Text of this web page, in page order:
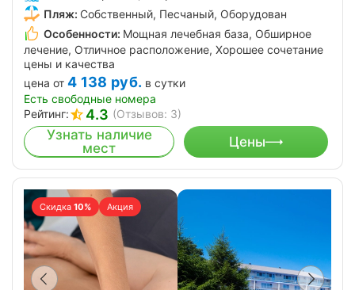
Пляж: Собственный, Песчаный, Оборудован
Особенности: Мощная лечебная база, Обширное
лечение, Отличное расположение, Хорошее сочетание
цены и качества
цена от 4 138 руб. в сутки
Есть свободные номера
Рейтинг:
4.3 (Отзывов: 3)
Узнать наличие
мест
Цены
Скидка 10% Акция